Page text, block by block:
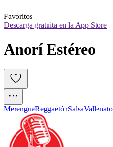
Favoritos
Descarga gratuita en la App Store
Anorí Estéreo
MerengueReggaetónSalsaVallenato